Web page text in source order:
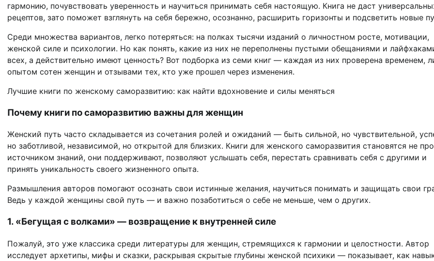
гармонию, почувствовать уверенность и научиться принимать себя настоящую. Книга не даст
рецептов, зато поможет взглянуть на себя бережно, осознанно, расширить горизонты и подсветить новые
Среди множества вариантов, легко потеряться: на полках тысячи изданий о личностном росте, мотивации,
женской силе и психологии. Но как понять, какие из них не переполнены пустыми обещаниями и
всех, а действительно имеют ценность? Вот подборка из семи книг — каждая из них проверена временем,
опытом сотен женщин и отзывами тех, кто уже прошел через изменения.
Лучшие книги по женскому саморазвитию: как найти вдохновение и силы меняться
Почему книги по саморазвитию важны для женщин
Женский путь часто складывается из сочетания ролей и ожиданий — быть сильной, но чувствительной,
но заботливой, независимой, но открытой для близких. Книги для женского саморазвития становятся не
источником знаний, они поддерживают, позволяют услышать себя, перестать сравнивать себя с другими и
принять уникальность своего жизненного опыта.
Размышления авторов помогают осознать свои истинные желания, научиться понимать и защищать свои
Ведь у каждой женщины свой путь — и важно позаботиться о себе не меньше, чем о других.
1. «Бегущая с волками» — возвращение к внутренней силе
Пожалуй, это уже классика среди литературы для женщин, стремящихся к гармонии и целостности. Автор
исследует архетипы, мифы и сказки, раскрывая скрытые глубины женской психики — показывает, как